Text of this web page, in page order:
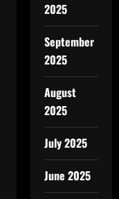
2025
September
2025
August
2025
July 2025
June 2025